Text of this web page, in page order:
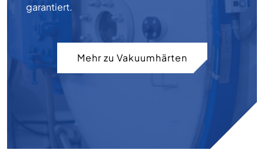
garantiert.
Mehr zu Vakuumhärten